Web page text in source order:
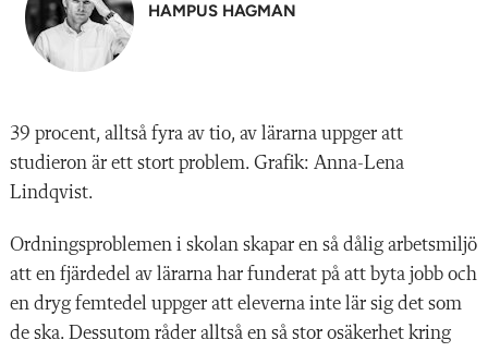
HAMPUS HAGMAN
39 procent, alltså fyra av tio, av lärarna uppger att
studieron är ett stort problem. Grafik: Anna-Lena
Lindqvist.
Ordningsproblemen i skolan skapar en så dålig arbetsmiljö
att en fjärdedel av lärarna har funderat på att byta jobb och
en dryg femtedel uppger att eleverna inte lär sig det som
de ska. Dessutom råder alltså en så stor osäkerhet kring